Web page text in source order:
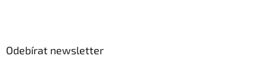
Odebírat newsletter